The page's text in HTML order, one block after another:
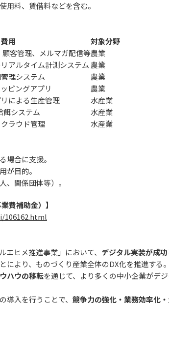
用料、賃借料などを含む。
用
対象分野
顧客管理、メルマガ配信等農業
アルタイム計測システム 農業
理システム
農業
ピングアプリ
農業
による生産管理
水産業
餌システム
水産業
ラウド管理 水産業
場合に支援。
が目的。
、関係団体等）。
費補助金）】
ヒメ推進事業」において、 デジタル実装が成
により、ものづくり産業全体のDX化を推進する。
ハウの移転を通じて、より多くの中小企業がデ
導入を行うことで、 競争力の強化・業務効率化